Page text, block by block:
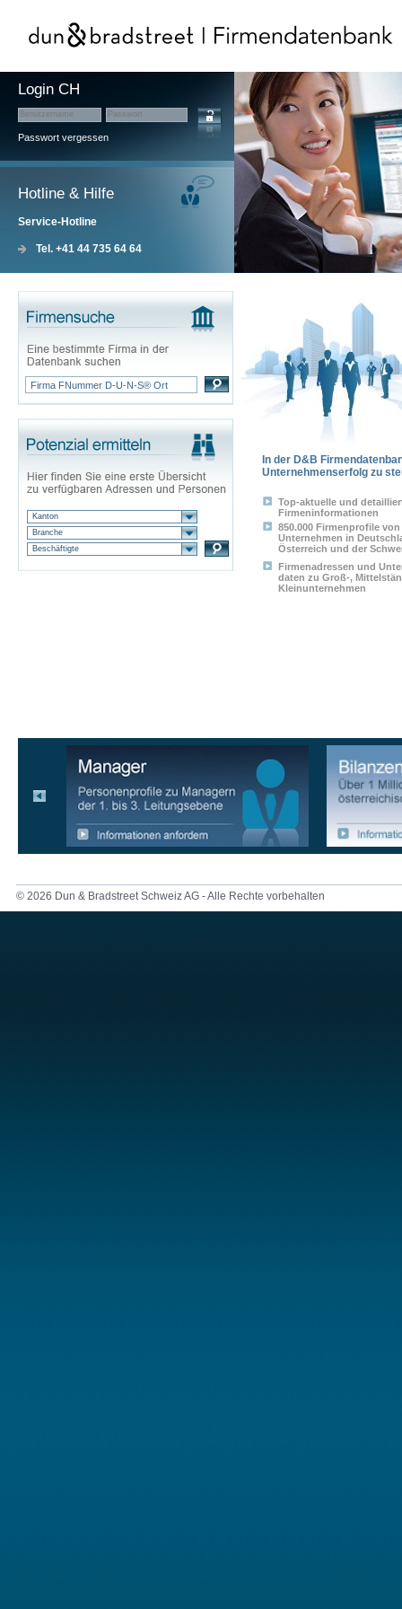
Login CH
Passwort vergessen
Hotline & Hilfe
Service-Hotline
Tel. +41 44 735 64 64
Kanton
Branche
Beschäftigte
In der D&B
Unternehmenserfolg zu
Top-aktuelle und
Firmeninformationen
850.000 Firmenprofile von
Unternehmen in
Österreich und der
Firmenadressen und
daten zu Groß-,
Kleinunternehmen
© 2026 Dun & Bradstreet Schweiz AG - Alle Rechte vorbehalten